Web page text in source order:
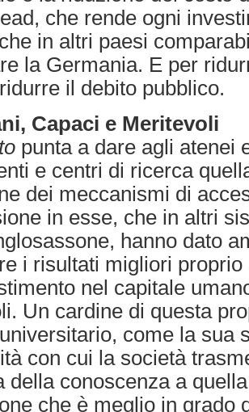
che rende ogni
in altri paesi
la Germania. E per
il debito pubblico.
Capaci e Meritevoli
punta a dare agli atenei
e centri di ricerca
dei meccanismi di
in esse, che in altri
hanno dato
i risultati migliori proprio
nel capitale
Un cardine di questa
come la sua
con cui la società
della conoscenza a
che è meglio in grado